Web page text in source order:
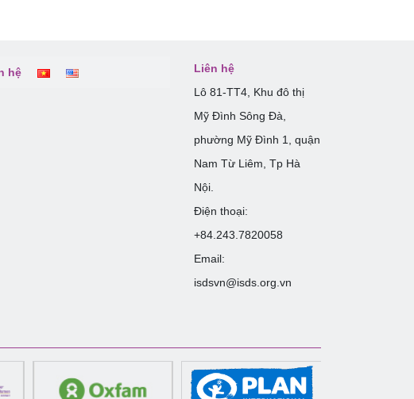
hệ
Liên hệ
Lô 81-TT4, Khu đô thị
Mỹ Đình Sông Đà,
phường Mỹ Đình 1, quận
Nam Từ Liêm, Tp Hà
Nội.
Điện thoại:
+84.243.7820058
Email:
isdsvn@isds.org.vn